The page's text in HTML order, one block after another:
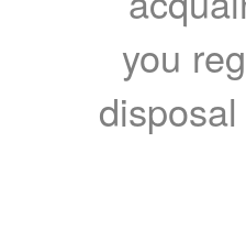
you